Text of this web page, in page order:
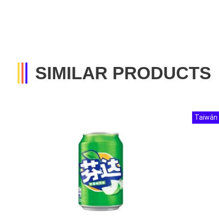
SIMILAR PRODUCTS
Taiwán